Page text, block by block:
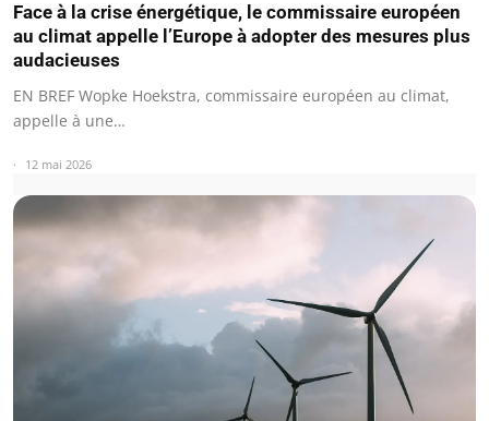
Face à la crise énergétique, le commissaire européen
au climat appelle l’Europe à adopter des mesures plus
audacieuses
EN BREF Wopke Hoekstra, commissaire européen au climat,
appelle à une…
12 mai 2026